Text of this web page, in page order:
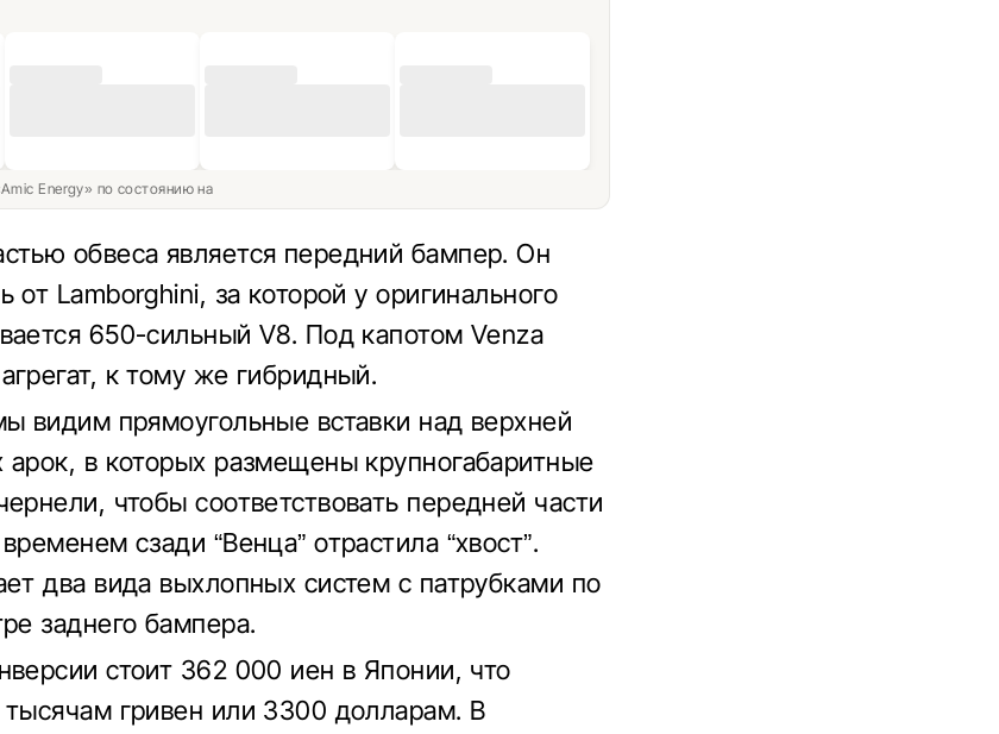
Energy» по состоянию на
обвеса является передний бампер. Он
от Lamborghini, за которой у оригинального
650-сильный V8. Под капотом Venza
к тому же гибридный.
видим прямоугольные вставки над верхней
арок, в которых размещены крупногабаритные
чтобы соответствовать передней части
сзади “Венца” отрастила “хвост”.
два вида выхлопных систем с патрубками по
заднего бампера.
стоит 362 000 иен в Японии, что
тысячам гривен или 3300 долларам. В